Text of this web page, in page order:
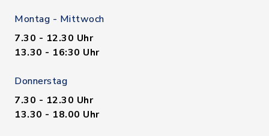
Montag - Mittwoch
7.30 - 12.30 Uhr
13.30 - 16:30 Uhr
Donnerstag
7.30 - 12.30 Uhr
13.30 - 18.00 Uhr